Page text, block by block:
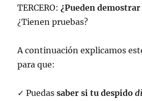
TERCERO:¿Pueden
¿Tienen pruebas?
A continuación explicamos
para que:
✓ Puedassaber si tu despido